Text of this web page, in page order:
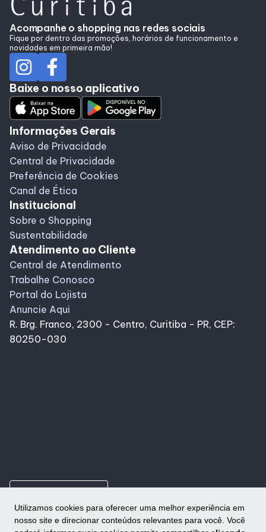
Utilizamos cookies para oferecer uma melhor experiência em
nosso site e direcionar conteúdos relevantes para você. Você
Acompanhe o shopping nas redes sociais
Fique por dentro das promoções, horários de funcionamento e
novidades em primeira mão!
Baixe o nosso aplicativo
Informações Gerais
Aviso de Privacidade
Central de Privacidade
Preferência de Cookies
Canal de Ética
Institucional
Sobre o Shopping
Sustentabilidade
Atendimento ao Cliente
Central de Atendimento
Trabalhe Conosco
Portal do Lojista
Anuncie Aqui
R. Brg. Franco, 2300 - Centro, Curitiba - PR, CEP:
80250-030